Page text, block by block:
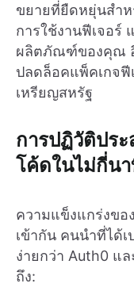
ขยายที่ยืดหยุ่นสำ
การใช้งานฟีเจอร์
ผลิตภัณฑ์ของคุณ
ปลดล็อคแพ็คเกจฟี
เหรียญสหรัฐ
การปฏิวัติปร
โค้ดในไม่กี่น
ความแข็งแกร่งขอ
เข้ากัน คนนำที่ได้
ง่ายกว่า Auth0 แ
ถึง: